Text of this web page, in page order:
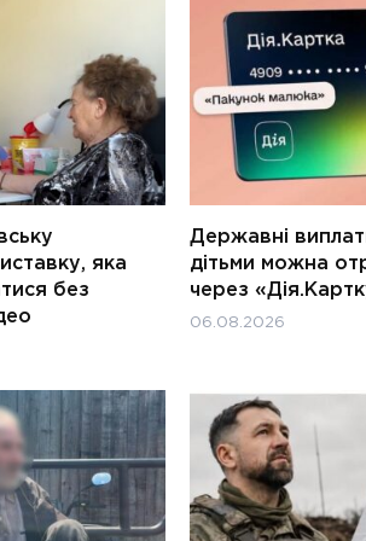
яка
без
Державні
дітьми можна
через
06.08.2026